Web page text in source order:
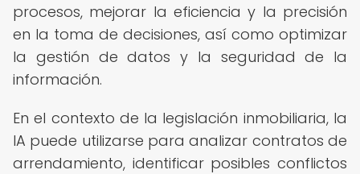
procesos, mejorar la eficiencia y la precisión
en la toma de decisiones, así como optimizar
la gestión de datos y la seguridad de la
información.
En el contexto de la legislación inmobiliaria, la
IA puede utilizarse para analizar contratos de
arrendamiento, identificar posibles conflictos